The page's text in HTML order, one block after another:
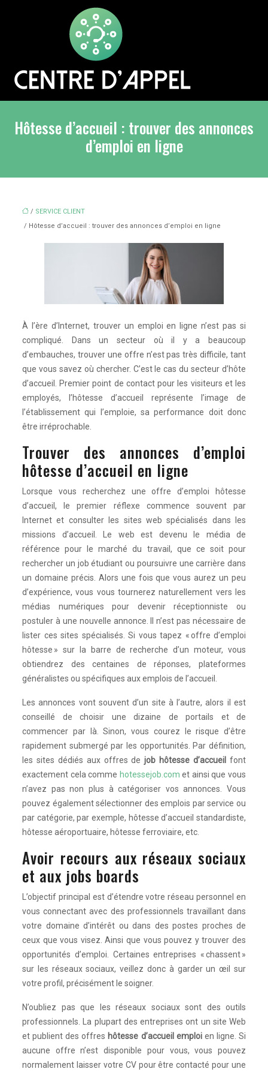
Hôtesse d’accueil : trouver des annonces
d’emploi en ligne
/ SERVICE CLIENT
/ Hôtesse d’accueil : trouver des annonces d’emploi en ligne
À l’ère d’Internet, trouver un emploi en ligne n’est pas si
compliqué. Dans un secteur où il y a beaucoup
d’embauches, trouver une offre n’est pas très difficile, tant
que vous savez où chercher. C’est le cas du secteur d’hôte
d’accueil. Premier point de contact pour les visiteurs et les
employés, l’hôtesse d’accueil représente l’image de
l’établissement qui l’emploie, sa performance doit donc
être irréprochable.
Trouver des annonces d’emploi
hôtesse d’accueil en ligne
Lorsque vous recherchez une offre d’emploi hôtesse
d’accueil, le premier réflexe commence souvent par
Internet et consulter les sites web spécialisés dans les
missions d’accueil. Le web est devenu le média de
référence pour le marché du travail, que ce soit pour
rechercher un job étudiant ou poursuivre une carrière dans
un domaine précis. Alors une fois que vous aurez un peu
d’expérience, vous vous tournerez naturellement vers les
médias numériques pour devenir réceptionniste ou
postuler à une nouvelle annonce. Il n’est pas nécessaire de
lister ces sites spécialisés. Si vous tapez « offre d’emploi
hôtesse » sur la barre de recherche d’un moteur, vous
obtiendrez des centaines de réponses, plateformes
généralistes ou spécifiques aux emplois de l’accueil.
Les annonces vont souvent d’un site à l’autre, alors il est
conseillé de choisir une dizaine de portails et de
commencer par là. Sinon, vous courez le risque d’être
rapidement submergé par les opportunités. Par définition,
les sites dédiés aux offres dejob hôtesse d’accueil font
exactement cela comme hotessejob.com et ainsi que vous
n’avez pas non plus à catégoriser vos annonces. Vous
pouvez également sélectionner des emplois par service ou
par catégorie, par exemple, hôtesse d’accueil standardiste,
hôtesse aéroportuaire, hôtesse ferroviaire, etc.
Avoir recours aux réseaux sociaux
et aux jobs boards
L’objectif principal est d’étendre votre réseau personnel en
vous connectant avec des professionnels travaillant dans
votre domaine d’intérêt ou dans des postes proches de
ceux que vous visez. Ainsi que vous pouvez y trouver des
opportunités d’emploi. Certaines entreprises « chassent »
sur les réseaux sociaux, veillez donc à garder un œil sur
votre profil, précisément le soigner.
N’oubliez pas que les réseaux sociaux sont des outils
professionnels. La plupart des entreprises ont un site Web
et publient des offres hôtesse d’accueil emploien ligne. Si
aucune offre n’est disponible pour vous, vous pouvez
normalement laisser votre CV pour être contacté pour une